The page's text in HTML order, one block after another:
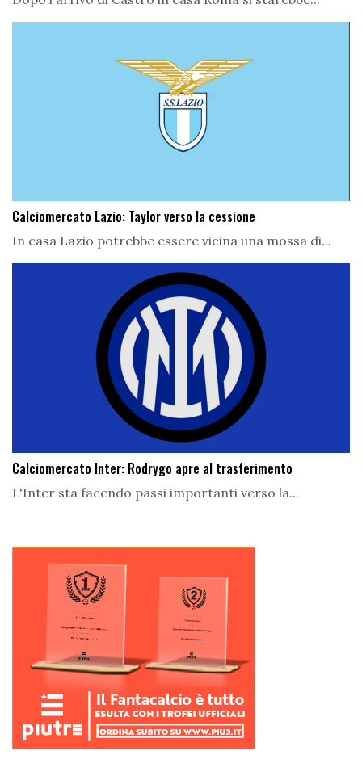
Calciomercato Lazio: Taylor verso la cessione
In casa Lazio potrebbe essere vicina una mossa di...
Calciomercato Inter: Rodrygo apre al trasferimento
L'Inter sta facendo passi importanti verso la...